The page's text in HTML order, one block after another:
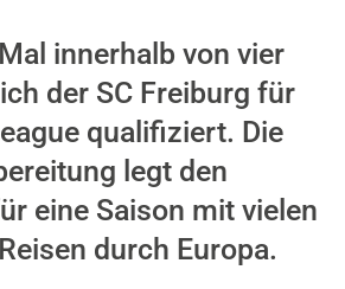
innerhalb von vier
der SC Freiburg für
qualifiziert. Die
legt den
eine Saison mit vielen
durch Europa.